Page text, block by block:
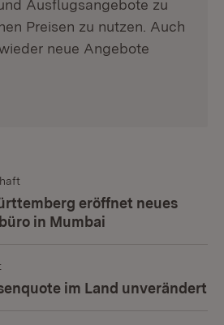
Ausflugsangebote zu
Preisen zu nutzen. Auch
neue Angebote
eröffnet neues
in Mumbai
im Land unverändert